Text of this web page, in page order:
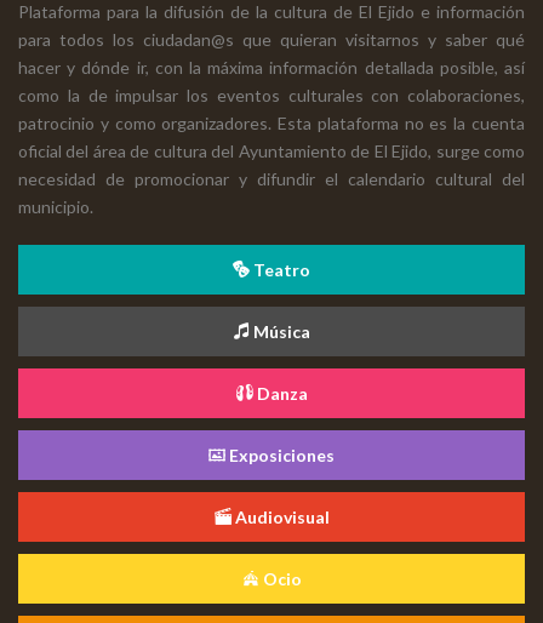
Plataforma para la difusión de la cultura de El Ejido e información
para todos los ciudadan@s que quieran visitarnos y saber qué
hacer y dónde ir, con la máxima información detallada posible, así
como la de impulsar los eventos culturales con colaboraciones,
patrocinio y como organizadores. Esta plataforma no es la cuenta
oficial del área de cultura del Ayuntamiento de El Ejido, surge como
necesidad de promocionar y difundir el calendario cultural del
municipio.
Teatro
Música
Danza
Exposiciones
Audiovisual
Ocio